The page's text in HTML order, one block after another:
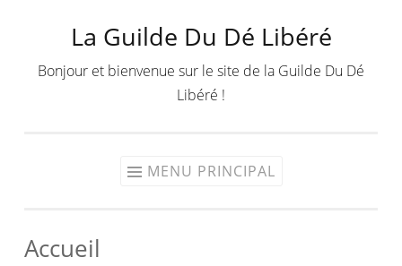
contenu
La Guilde Du Dé Libéré
Bonjour et bienvenue sur le site de la Guilde Du Dé
Libéré !
MENU PRINCIPAL
Accueil